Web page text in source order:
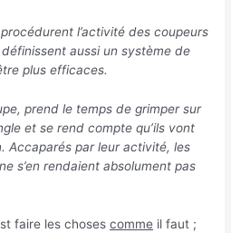
l’activité des coupeurs
définissent aussi un système de
plus efficaces.
prend le temps de grimper sur
et se rend compte qu’ils vont
Accaparés par leur activité, les
s’en rendaient absolument pas
faire les chosescomme il faut ;